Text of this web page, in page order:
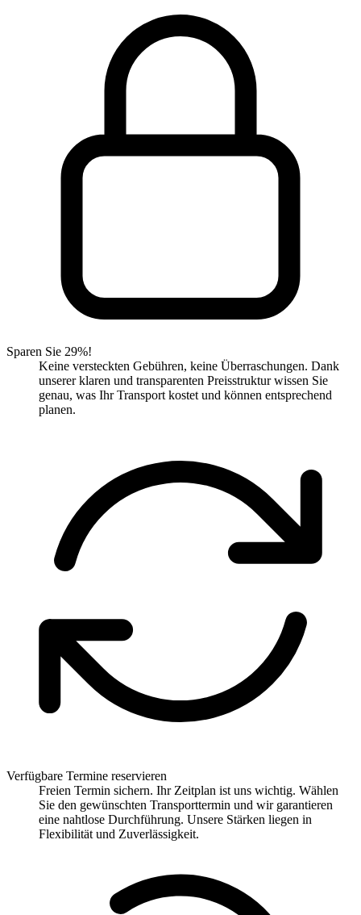
Sparen Sie 29%!
Keine versteckten Gebühren, keine Überraschungen. Dank
unserer klaren und transparenten Preisstruktur wissen Sie
genau, was Ihr Transport kostet und können entsprechend
planen.
Verfügbare Termine reservieren
Freien Termin sichern. Ihr Zeitplan ist uns wichtig. Wählen
Sie den gewünschten Transporttermin und wir garantieren
eine nahtlose Durchführung. Unsere Stärken liegen in
Flexibilität und Zuverlässigkeit.